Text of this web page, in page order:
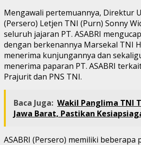
Mengawali pertemuannya, Direktur
(Persero) Letjen TNI (Purn) Sonny
seluruh jajaran PT. ASABRI
dengan berkenannya Marsekal TNI
menerima kunjungannya dan
menerima paparan PT. ASABRI
Prajurit dan PNS TNI.
Baca Juga: Wakil Panglima TNI
Jawa Barat, Pastikan
ASABRI (Persero) memiliki